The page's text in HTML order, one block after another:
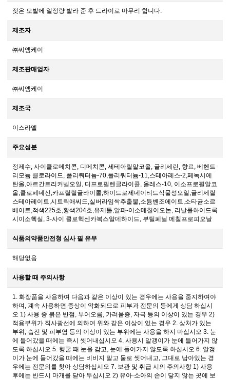
젖은 모발에 일정량 발라 준 후 드라이로 마무리 합니다.
제조자
㈜씨앰케이
제조판매업자
㈜씨앰케이
제조국
이스라엘
주요성분
정제수, 사이클로메치콘, 디메치콘, 세테아릴알코올, 글리세린, 향료, 베헨트
리모늄 클로라이드, 폴리쿼터늄-70,폴리쿼터늄-11,스테아레스-2,페녹시에
탄올,아르간트리커넬오일, 디프로필렌글라이콜, 올레스-10, 이소프로필알코
올,클로페네신,카프릴릴글라이콜,하이드로제네이티드식물성오일,글리세릴
스테아레이트,시트릭애씨드,실버라임싹추출물,소듐벤조에이트,소타귬소르
베이트,적색225호,황색204호,유제톨,알파-이소메칠이오논, 리날룰하이드록
시이소헥실, 3-사이 클로헥센카복스알데하이드, 부틸페닐 메칠프로피오날
식품의약품안전청 심사 필 유무
해당없음
사용할 때 주의사항
1. 화장품을 사용하여 다음과 같은 이상이 있는 경우에는 사용을 중지하여야
하며, 계속 사용하면 증상이 악화되므로 피부과 전문의 등에게 상담 하십시
오 1) 사용 중 붉은 반점, 부어오름, 가려움증, 자극 등의 이상이 있는 경우 2)
적용부위가 직사광선에 의하여 위와 같은 이상이 있는 경우 2. 상처가 있는
부위, 습진 및 피부염 등의 이상이 있는 부위에는 사용을 하지 마십시오 3. 눈
에 들어갔을 때에는 즉시 씻어내십시오 4. 사용시 알갱이가 눈에 들어가지 않
도록 하십시오 5. 헹굴 때 눈을 감고, 눈에 들어가지 않도록 하십시오 6. 알갱
이가 눈에 들어갔을 때에는 비비지 말고 물로 씻어내고, 그대로 남아있는 경
우에는 전문의를 찾아 상담하십시오 7. 보관 및 취급 시의 주의사항 1) 사용
후에는 반드시 마개를 닫아 두십시오 2) 유아·소아의 손이 닿지 않는 곳에 보